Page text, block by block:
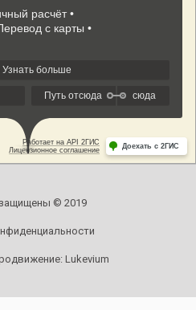
© 2019
Lukevium